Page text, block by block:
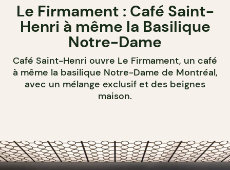
Le Firmament : Café Saint-
Henri à même la Basilique
Notre-Dame
Café Saint-Henri ouvre Le Firmament, un café
à même la basilique Notre-Dame de Montréal,
avec un mélange exclusif et des beignes
maison.